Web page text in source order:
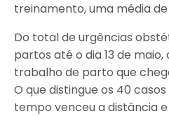
treinamento, uma média
Do total de urgências
partos até o dia 13 de
trabalho de parto que
O que distingue os 40
tempo venceu a distância